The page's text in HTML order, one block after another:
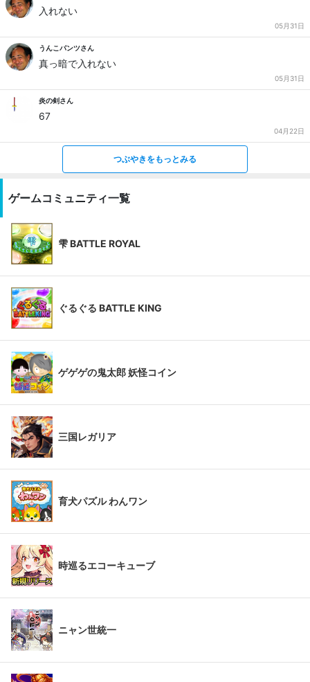
入れない
05月31日
うんこパンツさん
真っ暗で入れない
05月31日
炎の剣さん
67
04月22日
つぶやきをもっとみる
ゲームコミュニティ一覧
雫 BATTLE ROYAL
ぐるぐる BATTLE KING
ゲゲゲの鬼太郎 妖怪コイン
三国レガリア
育犬パズル わんワン
時巡るエコーキューブ
ニャン世統一